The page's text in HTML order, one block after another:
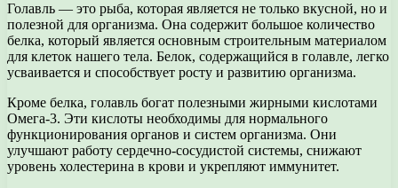
Голавль — это рыба, которая является не только вкусной, но и
полезной для организма. Она содержит большое количество
белка, который является основным строительным материалом
для клеток нашего тела. Белок, содержащийся в голавле, легко
усваивается и способствует росту и развитию организма.
Кроме белка, голавль богат полезными жирными кислотами
Омега-3. Эти кислоты необходимы для нормального
функционирования органов и систем организма. Они
улучшают работу сердечно-сосудистой системы, снижают
уровень холестерина в крови и укрепляют иммунитет.